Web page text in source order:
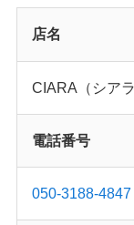
店名
CIARA（シア
電話番号
050-3188-4847